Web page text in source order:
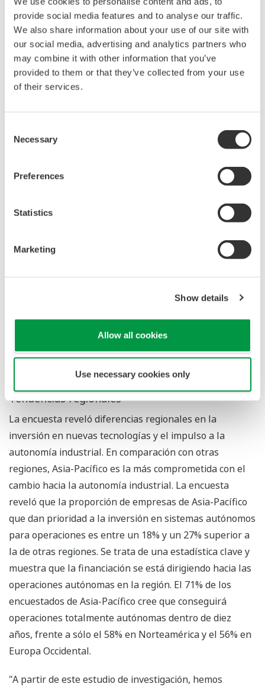
provide social media features and to analyse our traffic.
We also share information about your use of our site with
our social media, advertising and analytics partners who
may combine it with other information that you’ve
provided to them or that they’ve collected from your use
of their services.
Selection
Necessary
Preferences
Statistics
Marketing
Show details
Allow all cookies
Use necessary cookies only
Zoom
También se pidió a los encuestados que clasificaran las
cuatro principales aplicaciones en las que estaban
dirigiendo la inversión como consecuencia de la
pandemia COVID-19. Como era de esperar, las
operaciones y los servicios a distancia resultaron ser
aumentado las prioridades, con un 36% y un 30%
posibilidad de realizar trabajos sin necesidad de que los
aporta importantes ventajas en materia de seguridad y
La encuesta también puso de manifiesto diferencias
la COVID-19. Por ejemplo, en comparación con otros
sectores, los participantes de los sectores de
generación de energía convencional y
químico/petroquímico se centraron más en las
inversiones en seguridad de los trabajadores.
Tendencias regionales
La encuesta reveló diferencias regionales en la
inversión en nuevas tecnologías y el impulso a la
autonomía industrial. En comparación con otras
regiones, Asia-Pacífico es la más comprometida con el
cambio hacia la autonomía industrial. La encuesta
reveló que la proporción de empresas de Asia-Pacífico
que dan prioridad a la inversión en sistemas autónomos
para operaciones es entre un 18% y un 27% superior a
la de otras regiones. Se trata de una estadística clave y
muestra que la financiación se está dirigiendo hacia las
operaciones autónomas en la región. El 71% de los
encuestados de Asia-Pacífico cree que conseguirá
operaciones totalmente autónomas dentro de diez
años, frente a sólo el 58% en Norteamérica y el 56% en
Europa Occidental.
"A partir de este estudio de investigación, hemos